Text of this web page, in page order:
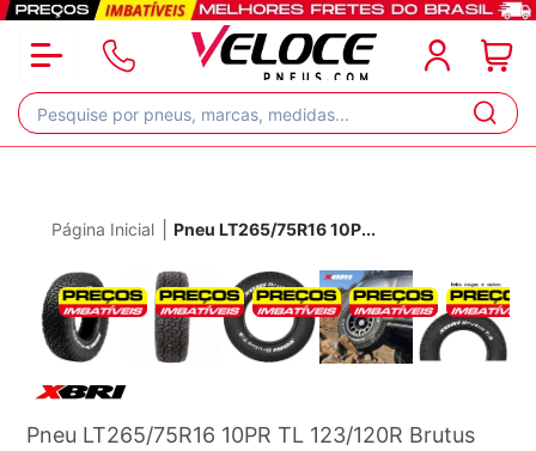
Página Inicial Pneu LT265/75R16 10P...
Pneu LT265/75R16 10PR TL 123/120R Brutus